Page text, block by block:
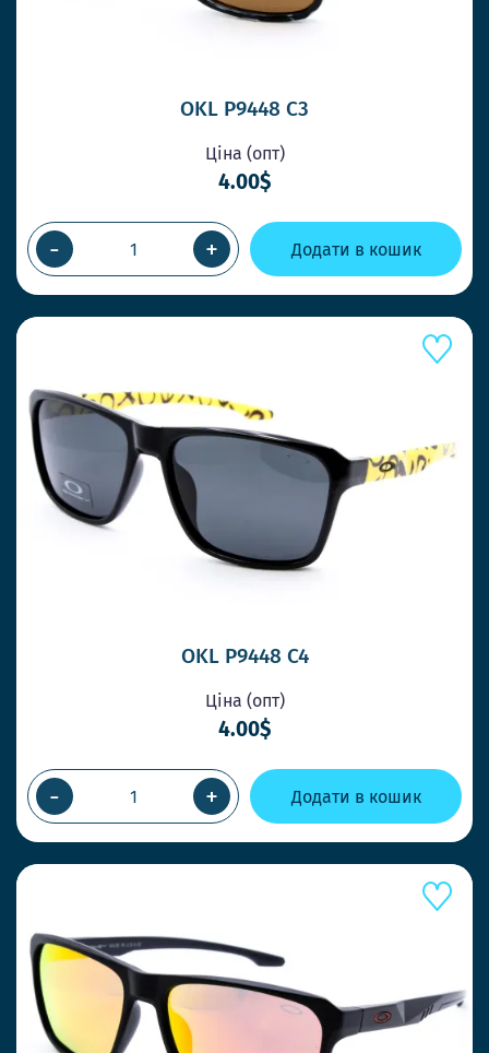
OKL P9448 C3
Ціна (опт)
4.00$
- + Додати в кошик
OKL P9448 C4
Ціна (опт)
4.00$
- + Додати в кошик